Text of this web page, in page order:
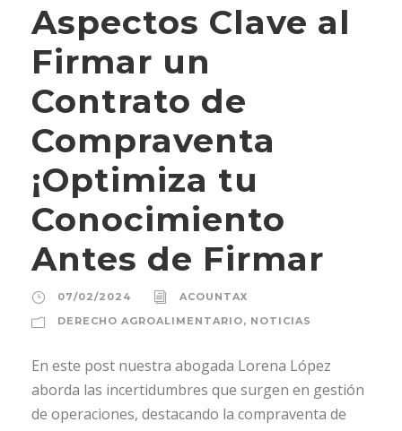
Aspectos Clave al
Firmar un
Contrato de
Compraventa
¡Optimiza tu
Conocimiento
Antes de Firmar
07/02/2024
ACOUNTAX
DERECHO AGROALIMENTARIO, NOTICIAS
En este post nuestra abogada Lorena López
aborda las incertidumbres que surgen en gestión
de operaciones, destacando la compraventa de